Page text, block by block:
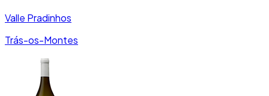
Valle Pradinhos
Trás-os-Montes